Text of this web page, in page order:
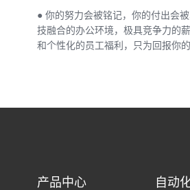
● 你的努力会被铭记，你的付出会
技融合的办公环境，极具竞争力的
和个性化的员工福利，只为回报你的
产品中心 自动